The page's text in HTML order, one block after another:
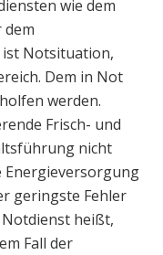
wie dem
Notsituation,
Dem in Not
werden.
Frisch- und
nicht
Energieversorgung
geringste Fehler
heißt,
Fall der